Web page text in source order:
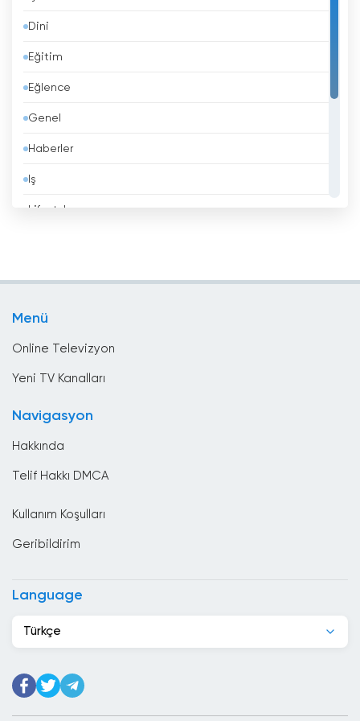
Barbados
Belçika
Belize
Benin
Beyaz Rusya
Cibuti
El Salvador
Dini
Eğitim
Eğlence
Genel
Haberler
Iş
Lifestyle
Menü
Online Televizyon
Yeni TV Kanalları
Navigasyon
Hakkında
Telif Hakkı DMCA
Kullanım Koşulları
Geribildirim
Language
Türkçe